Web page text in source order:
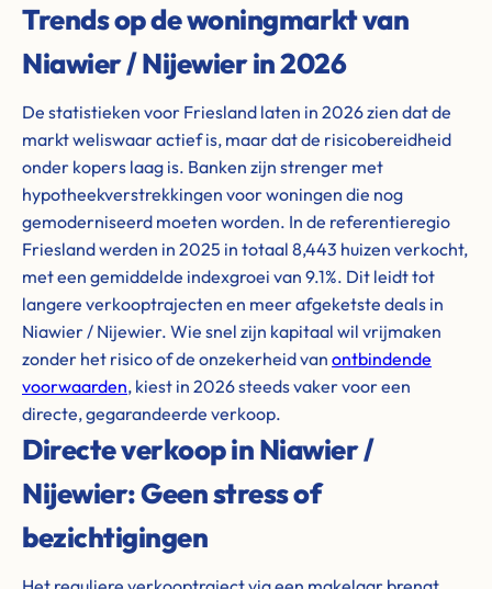
Trends op de woningmarkt van
Niawier / Nijewier in 2026
De statistieken voor Friesland laten in 2026 zien dat de
markt weliswaar actief is, maar dat de risicobereidheid
onder kopers laag is. Banken zijn strenger met
hypotheekverstrekkingen voor woningen die nog
gemoderniseerd moeten worden. In de referentieregio
Friesland werden in 2025 in totaal 8,443 huizen verkocht,
met een gemiddelde indexgroei van 9.1%. Dit leidt tot
langere verkooptrajecten en meer afgeketste deals in
Niawier / Nijewier. Wie snel zijn kapitaal wil vrijmaken
zonder het risico of de onzekerheid van ontbindende
voorwaarden, kiest in 2026 steeds vaker voor een
directe, gegarandeerde verkoop.
Directe verkoop in Niawier /
Nijewier: Geen stress of
bezichtigingen